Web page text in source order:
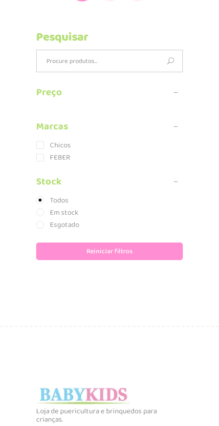
Pesquisar
Preço
Marcas
Chicos
FEBER
Stock
Todos
Em stock
Esgotado
Reiniciar filtros
Loja de puericultura e brinquedos para
crianças.